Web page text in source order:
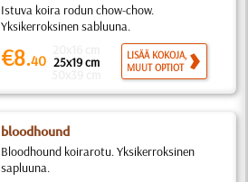
Istuva koira rodun chow-chow.
Yksikerroksinen sabluuna.
€8.40 25x19 cm
LISÄÄ KOKOJA,
MUUT OPTIOT
bloodhound
Bloodhound koirarotu. Yksikerroksinen
sapluuna.